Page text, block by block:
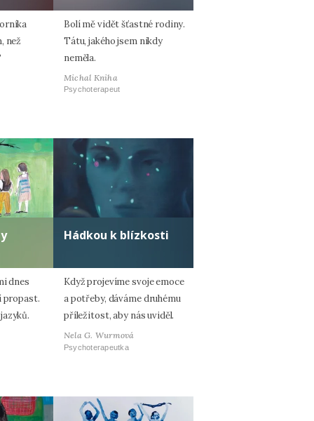
než
Bolí mě vidět šťastné rodiny.
Tátu, jakého jsem nikdy
neměla.
Michal Kniha
Psychoterapeut
dnes
propast.
Hádkou k blízkosti
Když projevíme svoje emoce
a potřeby, dáváme druhému
příležitost, aby nás uviděl.
Nela G. Wurmová
Psychoterapeutka